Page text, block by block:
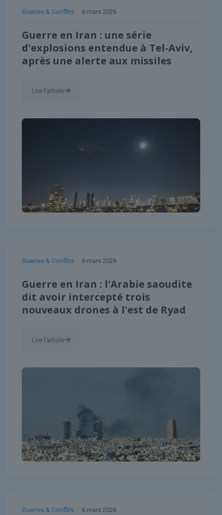
Guerres & Conflits 6 mars 2026
Guerre en Iran : une série
d'explosions entendue à Tel-Aviv,
après une alerte aux missiles
Lire l'article
Guerres & Conflits 6 mars 2026
Guerre en Iran : l'Arabie saoudite
dit avoir intercepté trois
nouveaux drones à l'est de Ryad
Lire l'article
Guerres & Conflits 6 mars 2026